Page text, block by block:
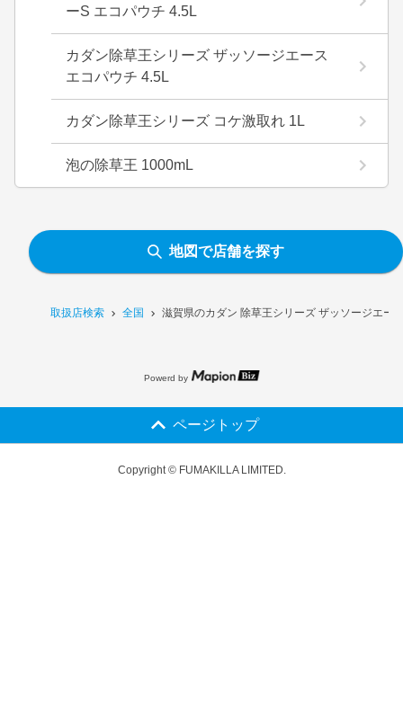
取扱店検索 全国 滋賀県のカダン 除草王シリーズ ザッソージエー
ーS エコパウチ 4.5L
カダン除草王シリーズ ザッソージエース
エコパウチ 4.5L
カダン除草王シリーズ コケ激取れ 1L
泡の除草王 1000mL
地図で店舗を探す
Powerd by
ページトップ
Copyright © FUMAKILLA LIMITED.